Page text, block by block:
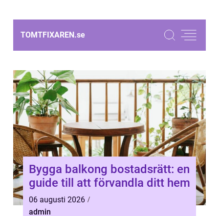
TOMTFIXAREN.se
Bygga balkong bostadsrätt: en
guide till att förvandla ditt hem
06 augusti 2026
admin